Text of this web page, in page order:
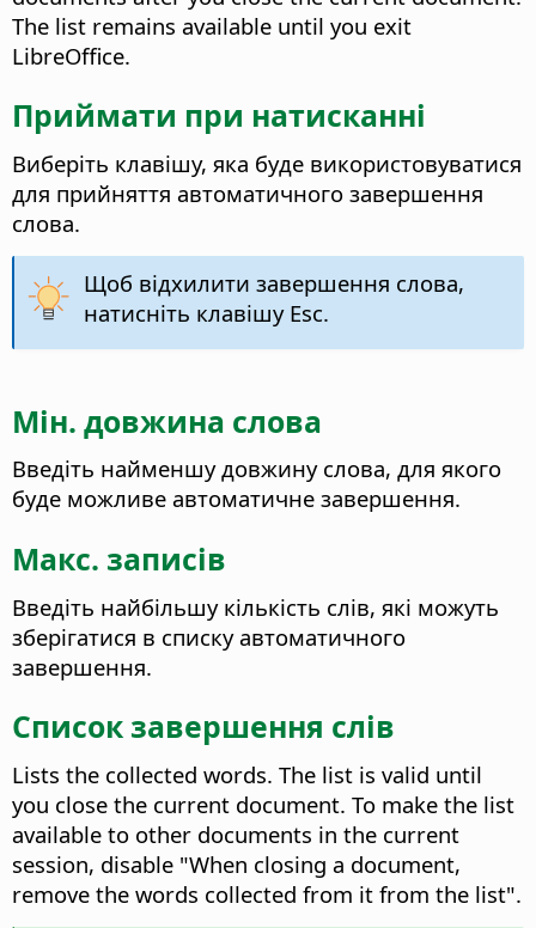
The list remains available until you exit
LibreOffice.
Приймати при натисканні
Виберіть клавішу, яка буде використовуватися
для прийняття автоматичного завершення
слова.
Щоб відхилити завершення слова,
натисніть клавішу Esc.
Мін. довжина слова
Введіть найменшу довжину слова, для якого
буде можливе автоматичне завершення.
Макс. записів
Введіть найбільшу кількість слів, які можуть
зберігатися в списку автоматичного
завершення.
Список завершення слів
Lists the collected words. The list is valid until
you close the current document. To make the list
available to other documents in the current
session, disable "When closing a document,
remove the words collected from it from the list".